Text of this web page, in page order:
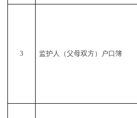
3 监护人（父母双方）户口簿